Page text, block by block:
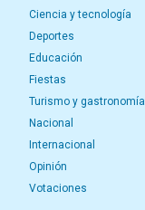
Ciencia y tecnología
Deportes
Educación
Fiestas
Turismo y gastronomía
Nacional
Internacional
Opinión
Votaciones